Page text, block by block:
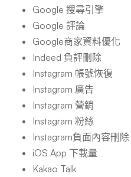
Google 搜尋引擎
Google 評論
Google商家資料優化
Indeed 負評刪除
Instagram 帳號恢復
Instagram 廣告
Instagram 營銷
Instagram 粉絲
Instagram負面內容刪除
iOS App 下載量
Kakao Talk